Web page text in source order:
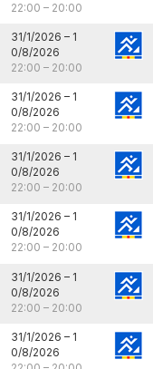
22:00 – 20:00
31/1/2026 – 1
0/8/2026
22:00 – 20:00
31/1/2026 – 1
0/8/2026
22:00 – 20:00
31/1/2026 – 1
0/8/2026
22:00 – 20:00
31/1/2026 – 1
0/8/2026
22:00 – 20:00
31/1/2026 – 1
0/8/2026
22:00 – 20:00
31/1/2026 – 1
0/8/2026